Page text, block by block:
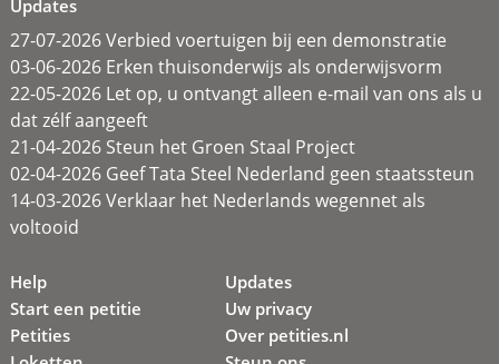
Updates
27-07-2026 Verbied voertuigen bij een demonstratie
03-06-2026 Erken thuisonderwijs als onderwijsvorm
22-05-2026 Let op, u ontvangt alleen e-mail van ons als u
dat zélf aangeeft
21-04-2026 Steun het Groen Staal Project
02-04-2026 Geef Tata Steel Nederland geen staatssteun
14-03-2026 Verklaar het Nederlands wegennet als
voltooid
Help
Start een petitie
Petities
Updates
Uw privacy
Over petities.nl